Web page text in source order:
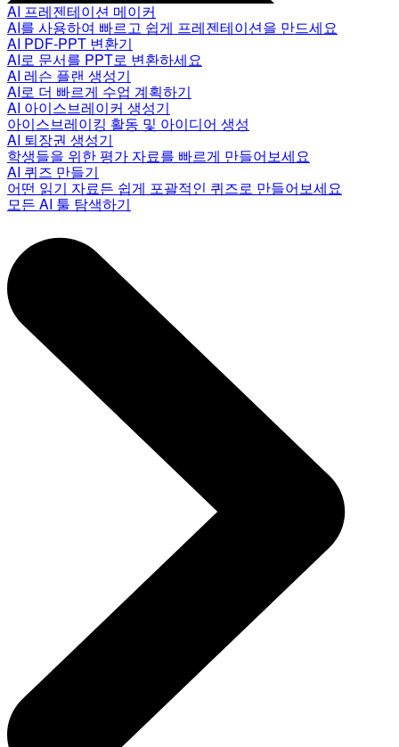
AI 프레젠테이션 메이커
AI를 사용하여 빠르고 쉽게 프레젠테이션을 만드세요
AI PDF-PPT 변환기
AI로 문서를 PPT로 변환하세요
AI 레슨 플랜 생성기
AI로 더 빠르게 수업 계획하기
AI 아이스브레이커 생성기
아이스브레이킹 활동 및 아이디어 생성
AI 퇴장권 생성기
학생들을 위한 평가 자료를 빠르게 만들어보세요
AI 퀴즈 만들기
어떤 읽기 자료든 쉽게 포괄적인 퀴즈로 만들어보세요
모든 AI 툴 탐색하기